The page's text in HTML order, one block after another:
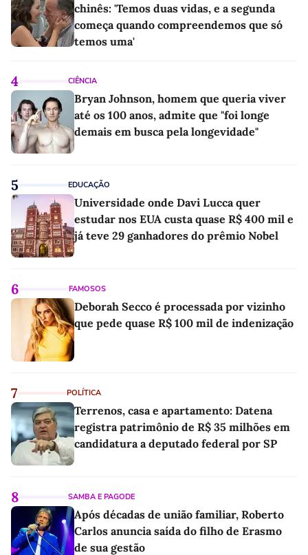
chinês: 'Temos duas vidas, e a segunda
começa quando compreendemos que só
temos uma'
4 CIÊNCIA
Bryan Johnson, homem que queria viver
até os 100 anos, admite que "foi longe
demais em busca pela longevidade"
5 EDUCAÇÃO
Universidade onde Davi Lucca quer
estudar nos EUA custa quase R$ 400 mil e
já teve 29 ganhadores do prêmio Nobel
6 FAMOSOS
Deborah Secco é processada por vizinho
que pede quase R$ 100 mil de indenização
7 POLÍTICA
Terrenos, casa e apartamento: Datena
registra patrimônio de R$ 35 milhões em
candidatura a deputado federal por SP
8 SAMBA E PAGODE
Após décadas de união familiar, Roberto
Carlos anuncia saída do filho de Erasmo
de sua gestão